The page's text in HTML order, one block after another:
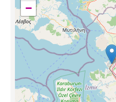
−